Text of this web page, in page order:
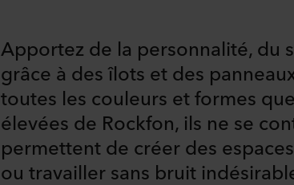
Apportez de la personnalité, du
grâce à des îlots et des
toutes les couleurs et formes
élevées de Rockfon, ils ne se
permettent de créer des
ou travailler sans bruit